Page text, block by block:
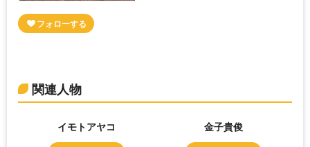
関連人物
イモトアヤコ 金子貴俊